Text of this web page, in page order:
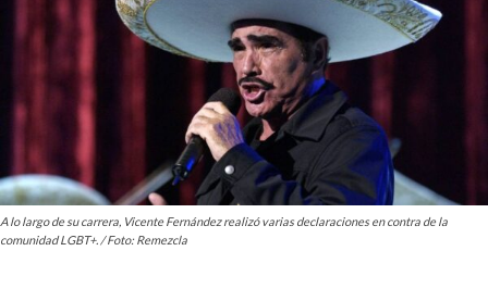
A lo largo de su carrera, Vicente Fernández realizó varias declaraciones en contra de la
comunidad LGBT+. / Foto: Remezcla